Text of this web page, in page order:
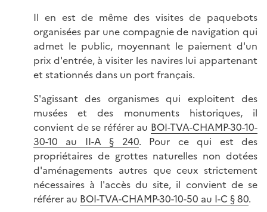
Il en est de même des visites de paquebots
organisées par une compagnie de navigation qui
admet le public, moyennant le paiement d'un
prix d'entrée, à visiter les navires lui appartenant
et stationnés dans un port français.
S'agissant des organismes qui exploitent des
musées et des monuments historiques, il
convient de se référer au BOI-TVA-CHAMP-30-10-
30-10 au II-A § 240. Pour ce qui est des
propriétaires de grottes naturelles non dotées
d'aménagements autres que ceux strictement
nécessaires à l'accès du site, il convient de se
référer au BOI-TVA-CHAMP-30-10-50 au I-C § 80.